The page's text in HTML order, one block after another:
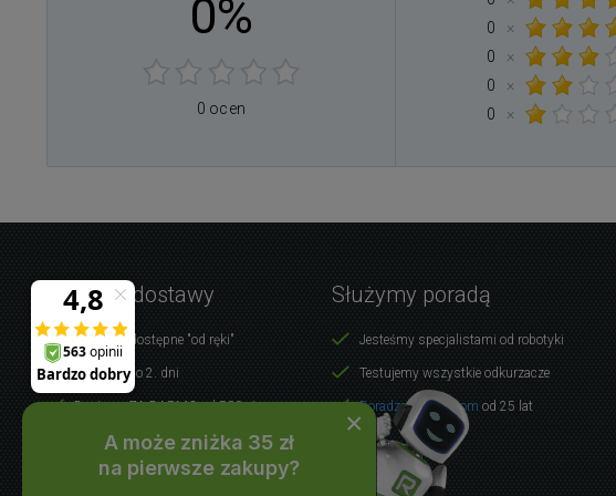
0%
0 ocen
0
×
0
×
0
×
0
×
Warunki dostawy
Produkty dostępne "od ręki"
Dostawa do 2. dni
Dostawa ZA DARMO od 500 zł
WSZYSTKO O ZAKUPACH
Służymy poradą
Jesteśmy specjalistami od robotyki
Testujemy wszystkie odkurzacze
Doradzamy klientom od 25 lat
×
A może zniżka 35 zł
na pierwsze zakupy?